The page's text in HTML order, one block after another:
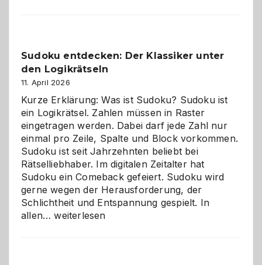
Sudoku entdecken: Der Klassiker unter
den Logikrätseln
11. April 2026
Kurze Erklärung: Was ist Sudoku? Sudoku ist
ein Logikrätsel. Zahlen müssen in Raster
eingetragen werden. Dabei darf jede Zahl nur
einmal pro Zeile, Spalte und Block vorkommen.
Sudoku ist seit Jahrzehnten beliebt bei
Rätselliebhaber. Im digitalen Zeitalter hat
Sudoku ein Comeback gefeiert. Sudoku wird
gerne wegen der Herausforderung, der
Schlichtheit und Entspannung gespielt. In
allen…Sudoku
weiterlesen